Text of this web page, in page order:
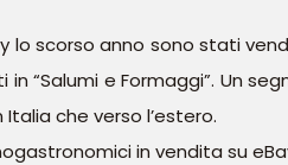
scorso anno sono stati
“Salumi e Formaggi”. Un
che verso l’estero.
in vendita su